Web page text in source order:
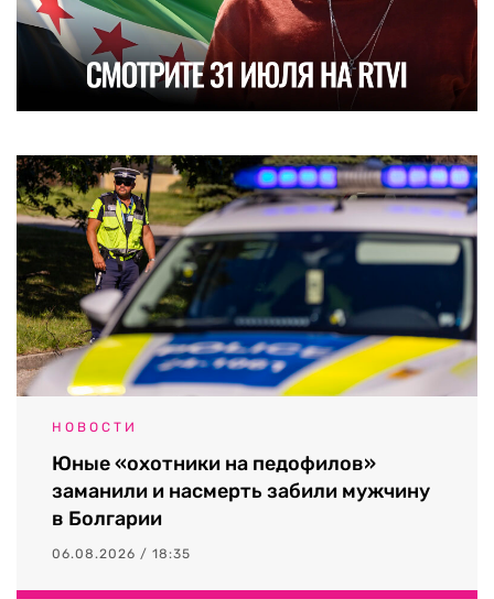
НОВОСТИ
Юные «охотники на педофилов»
заманили и насмерть забили мужчину
в Болгарии
06.08.2026 / 18:35